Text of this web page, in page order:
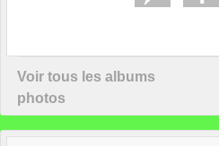
Voir tous les albums
photos